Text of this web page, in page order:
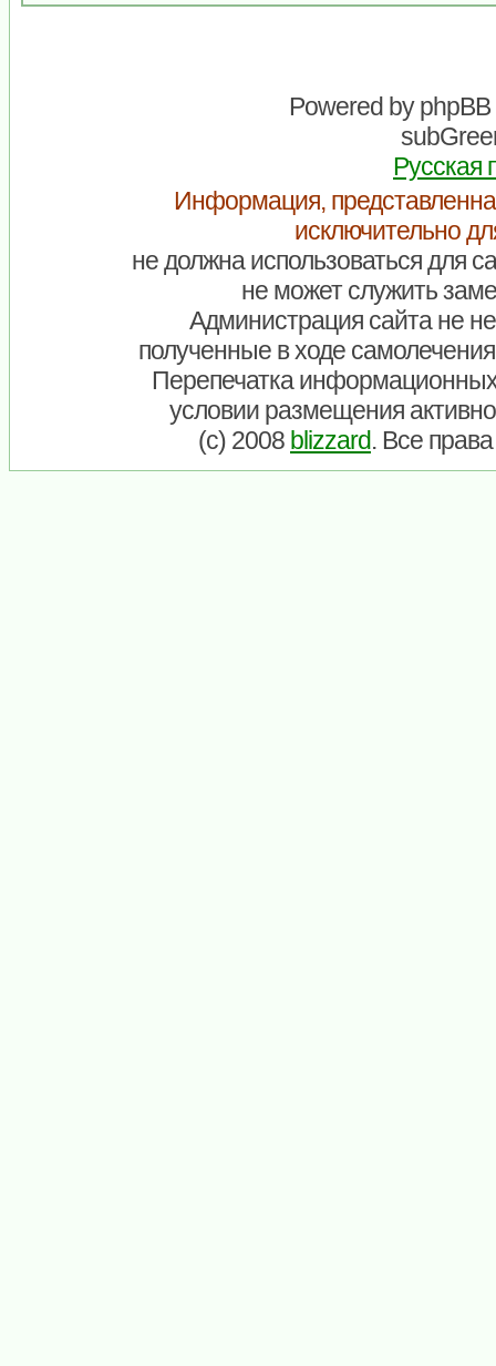
Powered byphpBB
Русская
Информация,
исключительно
не должна использоваться для
не может служить
Администрация сайта не
полученные в ходе
Перепечатка
условии размещения
(c) 2008 blizzard. Все